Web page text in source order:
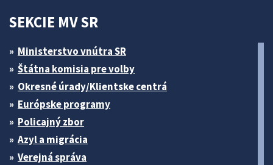
SEKCIE MV SR
Ministerstvo vnútra SR
Štátna komisia pre volby
Okresné úrady/Klientske centrá
Európske programy
Policajný zbor
Azyl a migrácia
Verejná správa